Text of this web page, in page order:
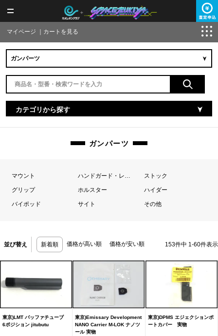
マイページ カートを見る
カテゴリから探す
ガンパーツ
マウント ハンドガード・レールパネル ストック
グリップ ホルスター ハイダー
バイポッド サイト その他
並び替え 新着順 価格が高い順 価格が安い順 153件中 1-60件表示
東京)LMT バッファチューブ
6ポジション jitubutu
東京)Emissary Development
NANO Carrier M-LOK ナノツ
ール 実物
東京)DPMS エジェクションポ
ートカバー 実物